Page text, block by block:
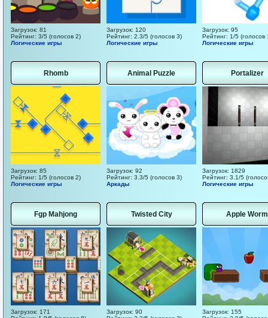
Загрузок: 81
Рейтинг: 3/5 (голосов 2)
Логические игры
Загрузок: 120
Рейтинг: 2.3/5 (голосов 3)
Логические игры
Загрузок: 95
Рейтинг: 1/5 (голосов
Логические игры
Rhomb
Загрузок: 85
Рейтинг: 1/5 (голосов 2)
Логические игры
Animal Puzzle
Загрузок: 92
Рейтинг: 3.3/5 (голосов 3)
Аркады
Portalizer
Загрузок: 1829
Рейтинг: 3.1/5
Логические игры
Fgp Mahjong
Загрузок: 171
Twisted City
Загрузок: 90
Apple Worm
Загрузок: 155